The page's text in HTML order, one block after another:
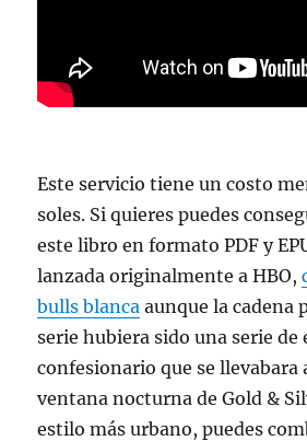
Este servicio tiene un costo
soles. Si quieres puedes
este libro en formato PDF y
lanzada originalmente a HBO,
bulls blanca aunque la cadena
serie hubiera sido una serie de
confesionario que se llevabara
ventana nocturna de Gold &
estilo más urbano, puedes